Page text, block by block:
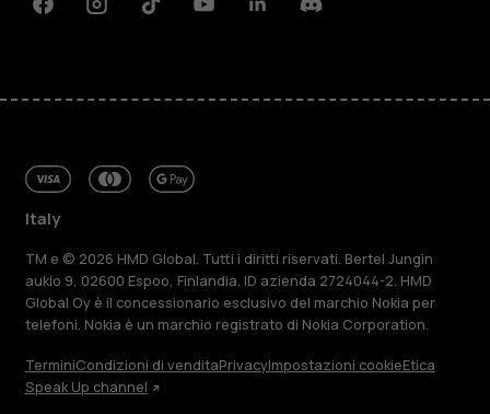
FacebookInstagramTiktokYoutubeLinkedinDiscord
Italy
TM e © 2026 HMD Global. Tutti i diritti riservati. Bertel Jungin
aukio 9, 02600 Espoo, Finlandia. ID azienda 2724044-2. HMD
Global Oy è il concessionario esclusivo del marchio Nokia per
telefoni. Nokia è un marchio registrato di Nokia Corporation.
TerminiCondizioni di venditaPrivacyImpostazioni cookieEtica
Speak Up channel